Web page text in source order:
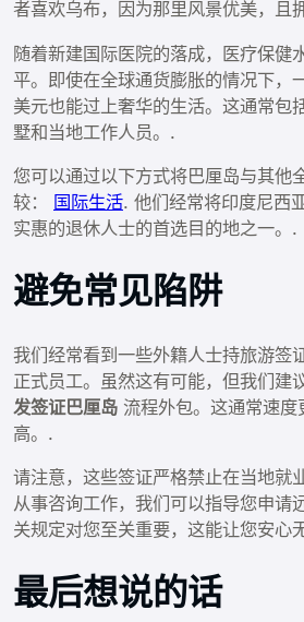
者喜欢乌布，因为那里风景优美，且
随着新建国际医院的落成，医疗保健
平。即使在全球通货膨胀的情况下，
美元也能过上奢华的生活。这通常包
墅和当地工作人员。.
您可以通过以下方式将巴厘岛与其他
较： 国际生活. 他们经常将印度尼西
实惠的退休人士的首选目的地之一。.
避免常见陷阱
我们经常看到一些外籍人士持旅游签
正式员工。虽然这有可能，但我们
发签证巴厘岛 流程外包。这通常速
高。.
请注意，这些签证严格禁止在当地就
从事咨询工作，我们可以指导您申请
关规定对您至关重要，这能让您安心
最后想说的话